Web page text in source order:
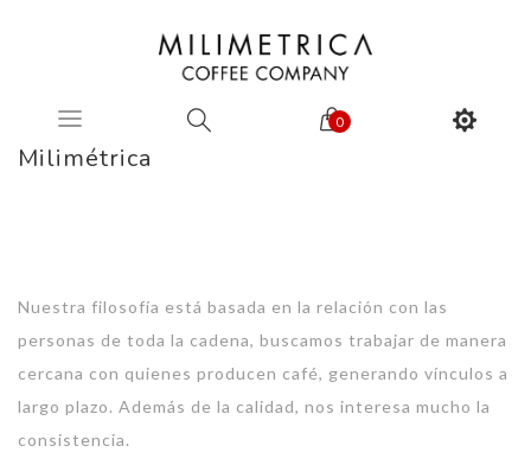
0
Milimétrica
Nuestra filosofía está basada en la relación con las
personas de toda la cadena, buscamos trabajar de manera
cercana con quienes producen café, generando vínculos a
largo plazo. Además de la calidad, nos interesa mucho la
consistencia.